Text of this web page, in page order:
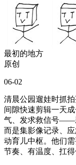
最初的地方
原创
06-02
清晨公园遛娃时抓
间隙快速剪辑一天
气、发求救信号——
而是集影像记录、
动育儿中枢。他们
节奏、有温度、扛